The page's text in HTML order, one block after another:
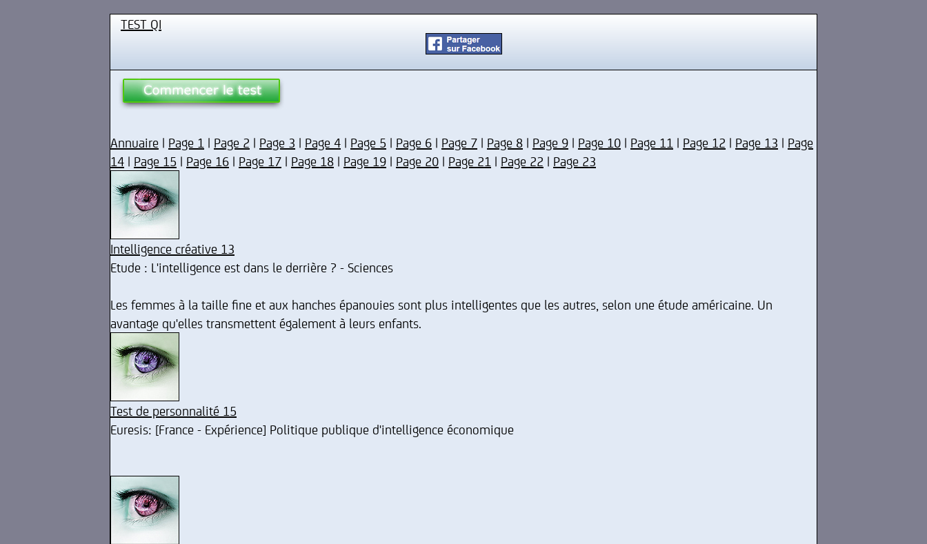
TEST QI
Annuaire | Page 1 | Page 2 | Page 3 | Page 4 | Page 5 | Page 6 | Page 7 | Page 8 | Page 9 | Page 10 | Page 11 | Page 12 | Page 13 | Page
14 | Page 15 | Page 16 | Page 17 | Page 18 | Page 19 | Page 20 | Page 21 | Page 22 | Page 23
Intelligence créative 13
Etude : L'intelligence est dans le derrière ? - Sciences
Les femmes à la taille fine et aux hanches épanouies sont plus intelligentes que les autres, selon une étude américaine. Un
avantage qu'elles transmettent également à leurs enfants.
Test de personnalité 15
Euresis: [France - Expérience] Politique publique d'intelligence économique